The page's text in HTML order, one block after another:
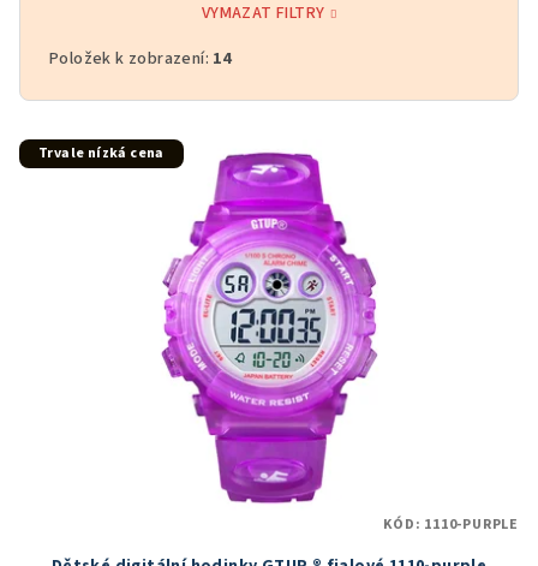
VYMAZAT FILTRY
Položek k zobrazení: 14
V
ý
Trvale nízká cena
KÓD: 1110-PURPLE